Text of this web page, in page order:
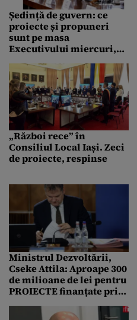
Ședință de guvern: ce
proiecte și propuneri
sunt pe masa
Executivului miercuri,
„Război rece” în
Consiliul Local Iași. Zeci
de proiecte, respinse
Ministrul Dezvoltării,
Cseke Attila: Aproape 300
de milioane de lei pentru
PROIECTE finanțate prin